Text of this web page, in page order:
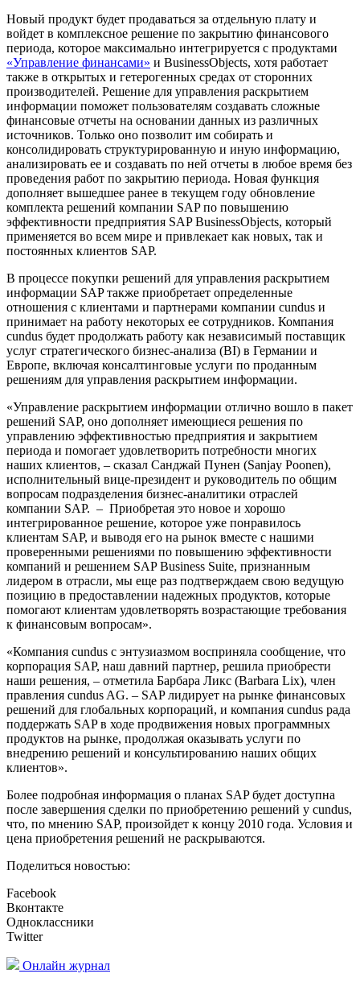
Новый продукт будет продаваться за отдельную плату и
войдет в комплексное решение по закрытию финансового
периода, которое максимально интегрируется с продуктами
«Управление финансами» и BusinessObjects, хотя работает
также в открытых и гетерогенных средах от сторонних
производителей. Решение для управления раскрытием
информации поможет пользователям создавать сложные
финансовые отчеты на основании данных из различных
источников. Только оно позволит им собирать и
консолидировать структурированную и иную информацию,
анализировать ее и создавать по ней отчеты в любое время без
проведения работ по закрытию периода. Новая функция
дополняет вышедшее ранее в текущем году обновление
комплекта решений компании SAP по повышению
эффективности предприятия SAP BusinessObjects, который
применяется во всем мире и привлекает как новых, так и
постоянных клиентов SAP.
В процессе покупки решений для управления раскрытием
информации SAP также приобретает определенные
отношения с клиентами и партнерами компании cundus и
принимает на работу некоторых ее сотрудников. Компания
cundus будет продолжать работу как независимый поставщик
услуг стратегического бизнес-анализа (BI) в Германии и
Европе, включая консалтинговые услуги по проданным
решениям для управления раскрытием информации.
«Управление раскрытием информации отлично вошло в пакет
решений SAP, оно дополняет имеющиеся решения по
управлению эффективностью предприятия и закрытием
периода и помогает удовлетворить потребности многих
наших клиентов, – сказал Санджай Пунен (Sanjay Poonen),
исполнительный вице-президент и руководитель по общим
вопросам подразделения бизнес-аналитики отраслей
компании SAP. – Приобретая это новое и хорошо
интегрированное решение, которое уже понравилось
клиентам SAP, и выводя его на рынок вместе с нашими
проверенными решениями по повышению эффективности
компаний и решением SAP Business Suite, признанным
лидером в отрасли, мы еще раз подтверждаем свою ведущую
позицию в предоставлении надежных продуктов, которые
помогают клиентам удовлетворять возрастающие требования
к финансовым вопросам».
«Компания cundus с энтузиазмом восприняла сообщение, что
корпорация SAP, наш давний партнер, решила приобрести
наши решения, – отметила Барбара Ликс (Barbara Lix), член
правления cundus AG. – SAP лидирует на рынке финансовых
решений для глобальных корпораций, и компания cundus рада
поддержать SAP в ходе продвижения новых программных
продуктов на рынке, продолжая оказывать услуги по
внедрению решений и консультированию наших общих
клиентов».
Более подробная информация о планах SAP будет доступна
после завершения сделки по приобретению решений у cundus,
что, по мнению SAP, произойдет к концу 2010 года. Условия и
цена приобретения решений не раскрываются.
Поделиться новостью:
Facebook
Вконтакте
Одноклассники
Twitter
Онлайн журнал